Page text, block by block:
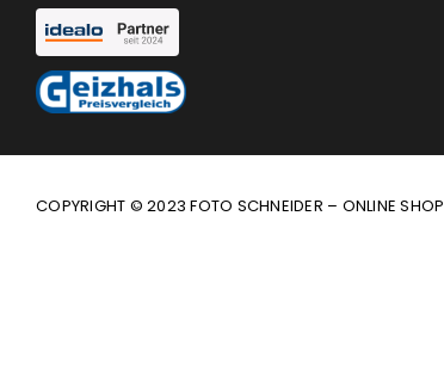
COPYRIGHT © 2023 FOTO SCHNEIDER – ONLINE SHOP